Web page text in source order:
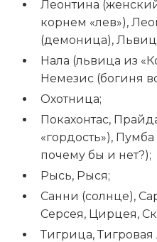
Леонтина
корнем «лев»),
(демоница),
Нала (львица из
Немезис (богиня
Охотница;
Покахонтас,
«гордость»), Пумба
почему бы и нет?);
Рысь, Рыся;
Санни (солнце),
Серсея, Цирцея,
Тигрица,